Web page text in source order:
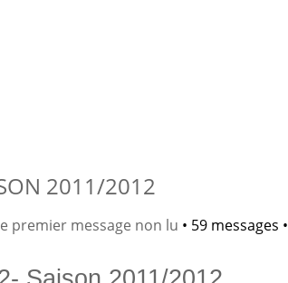
2011/2012
premier message non lu • 59 messages •